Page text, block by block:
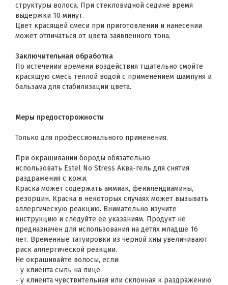
структуры волоса. При стекловидной седине время
выдержки 10 минут.
Цвет красящей смеси при приготовлении и нанесении
может отличаться от цвета заявленного тона.
Заключительная обработка
По истечении времени воздействия тщательно смойте
красящую смесь теплой водой с применением шампуня и
бальзама для стабилизации цвета.
Меры предосторожности
Только для профессионального применения.
При окрашивании бороды обязательно
использовать Estel No Stress Аква-гель для снятия
раздражения с кожи.
Краска может содержать аммиак, фенилендиамины,
резорцин. Краска в некоторых случаях может вызывать
аллергическую реакцию. Внимательно изучите
инструкцию и следуйте её указаниям. Продукт не
предназначен для использования на детях младше 16
лет. Временные татуировки из черной хны увеличивают
риск аллергической реакции.
Не окрашивайте волосы, если:
- у клиента сыпь на лице
- у клиента чувствительная или склонная к раздражению